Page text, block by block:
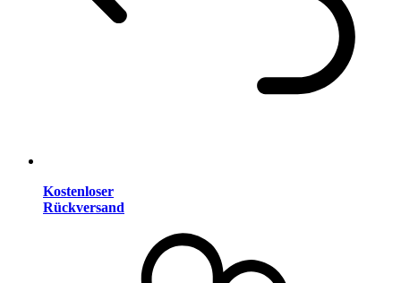
Kostenloser
Rückversand